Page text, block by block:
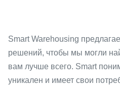
Smart Warehousing
решений, чтобы мы могли
вам лучше всего. Smart
уникален и имеет свои